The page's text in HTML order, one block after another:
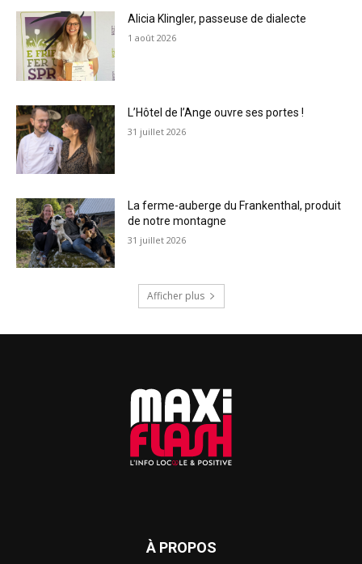
Alicia Klingler, passeuse de dialecte
1 août 2026
L’Hôtel de l’Ange ouvre ses portes !
31 juillet 2026
La ferme-auberge du Frankenthal, produit
de notre montagne
31 juillet 2026
Afficher plus
À PROPOS